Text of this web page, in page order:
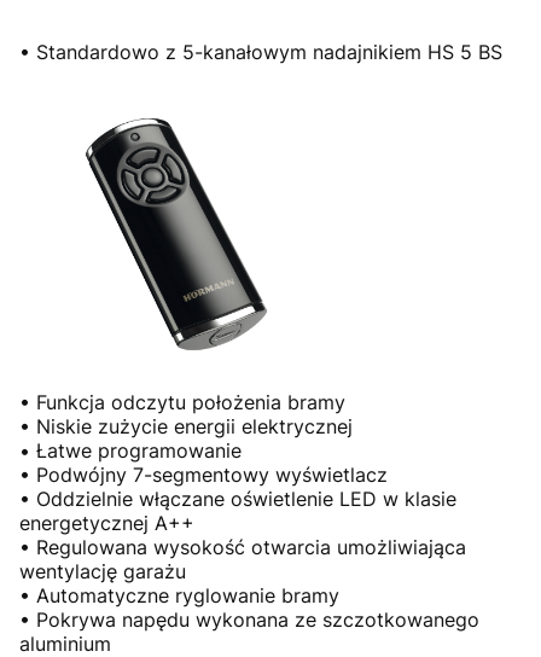
• Standardowo z 5-kanałowym nadajnikiem HS 5 BS
• Funkcja odczytu położenia bramy
• Niskie zużycie energii elektrycznej
• Łatwe programowanie
• Podwójny 7-segmentowy wyświetlacz
• Oddzielnie włączane oświetlenie LED w klasie
energetycznej A++
• Regulowana wysokość otwarcia umożliwiająca
wentylację garażu
• Automatyczne ryglowanie bramy
• Pokrywa napędu wykonana ze szczotkowanego
aluminium